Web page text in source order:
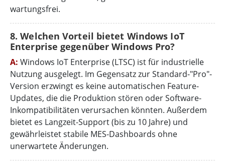
wartungsfrei.
8. Welchen Vorteil bietet Windows IoT
Enterprise gegenüber Windows Pro?
A: Windows IoT Enterprise (LTSC) ist für industrielle
Nutzung ausgelegt. Im Gegensatz zur Standard-"Pro"-
Version erzwingt es keine automatischen Feature-
Updates, die die Produktion stören oder Software-
Inkompatibilitäten verursachen könnten. Außerdem
bietet es Langzeit-Support (bis zu 10 Jahre) und
gewährleistet stabile MES-Dashboards ohne
unerwartete Änderungen.